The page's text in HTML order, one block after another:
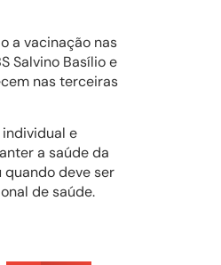
a vacinação nas
Salvino Basílio e
nas terceiras
e
a saúde da
quando deve ser
de saúde.